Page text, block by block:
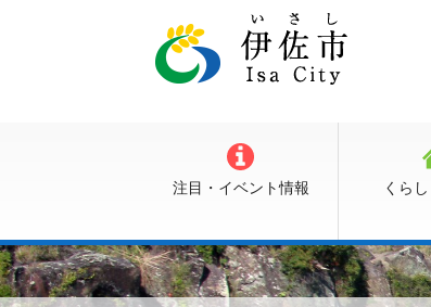
注目・イベント情報 くら